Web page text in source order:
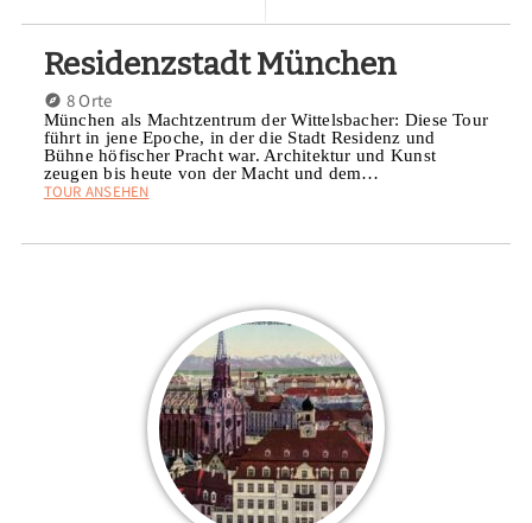
Residenzstadt München
8 Orte
München als Machtzentrum der Wittelsbacher: Diese Tour
führt in jene Epoche, in der die Stadt Residenz und
Bühne höfischer Pracht war. Architektur und Kunst
zeugen bis heute von der Macht und dem…
TOUR ANSEHEN